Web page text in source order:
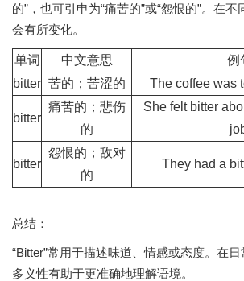
的”，也可引申为“痛苦的”或“怨恨的”。在
会有所变化。
单词 中文意思
例
bitter 苦的；苦涩的 The coffee was
bitter
痛苦的；悲伤
的
She felt bitter
bitter
怨恨的；敌对
的
They had a
总结：
“Bitter”常用于描述味道、情感或态度。在
多义性有助于更准确地理解语境。